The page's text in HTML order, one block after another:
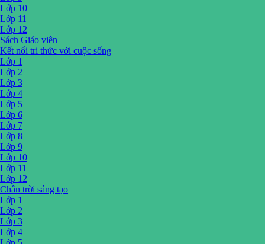
Lớp 10
Lớp 11
Lớp 12
Sách Giáo viên
Kết nối tri thức với cuộc sống
Lớp 1
Lớp 2
Lớp 3
Lớp 4
Lớp 5
Lớp 6
Lớp 7
Lớp 8
Lớp 9
Lớp 10
Lớp 11
Lớp 12
Chân trời sáng tạo
Lớp 1
Lớp 2
Lớp 3
Lớp 4